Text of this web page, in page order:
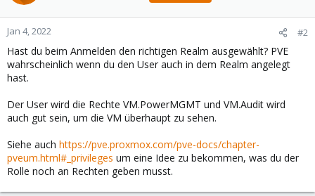
Jan 4, 2022 #2
Hast du beim Anmelden den richtigen Realm ausgewählt? PVE
wahrscheinlich wenn du den User auch in dem Realm angelegt
hast.
Der User wird die Rechte VM.PowerMGMT und VM.Audit wird
auch gut sein, um die VM überhaupt zu sehen.
Siehe auch https://pve.proxmox.com/pve-docs/chapter-
pveum.html#_privileges um eine Idee zu bekommen, was du der
Rolle noch an Rechten geben musst.